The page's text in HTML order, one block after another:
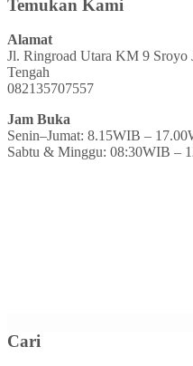
Temukan Kami
Alamat
Jl. Ringroad Utara KM 9 Sroyo
Tengah
082135707557
Jam Buka
Senin–Jumat: 8.15WIB –
Sabtu & Minggu: 08:30WIB –
Cari